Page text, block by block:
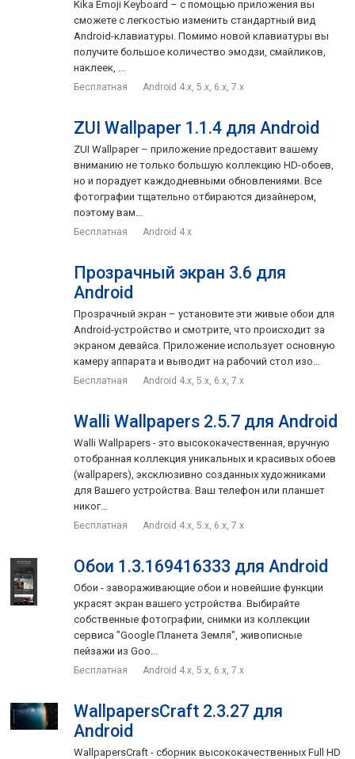
Kika Emoji Keyboard – с помощью приложения вы
сможете с легкостью изменить стандартный вид
Android-клавиатуры. Помимо новой клавиатуры вы
получите большое количество эмодзи, смайликов,
наклеек, ...
Бесплатная Android 4.x, 5.x, 6.x, 7.x
ZUI Wallpaper 1.1.4 для Android
ZUI Wallpaper – приложение предоставит вашему
вниманию не только большую коллекцию HD-обоев,
но и порадует каждодневными обновлениями. Все
фотографии тщательно отбираются дизайнером,
поэтому вам...
Бесплатная Android 4.x
Прозрачный экран 3.6 для
Android
Прозрачный экран – установите эти живые обои для
Android-устройство и смотрите, что происходит за
экраном девайса. Приложение использует основную
камеру аппарата и выводит на рабочий стол изо...
Бесплатная Android 4.x, 5.x, 6.x, 7.x
Walli Wallpapers 2.5.7 для Android
Walli Wallpapers - это высококачественная, вручную
отобранная коллекция уникальных и красивых обоев
(wallpapers), эксклюзивно созданных художниками
для Вашего устройства. Ваш телефон или планшет
никог...
Бесплатная Android 4.x, 5.x, 6.x, 7.x
Обои 1.3.169416333 для Android
Обои - завораживающие обои и новейшие функции
украсят экран вашего устройства. Выбирайте
собственные фотографии, снимки из коллекции
сервиса "Google Планета Земля", живописные
пейзажи из Goo...
Бесплатная Android 4.x, 5.x, 6.x, 7.x
WallpapersCraft 2.3.27 для
Android
WallpapersCraft - сборник высококачественных Full HD